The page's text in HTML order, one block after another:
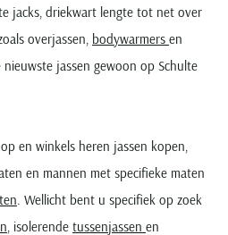
jacks, driekwart lengte tot net over
overjassen, bodywarmers en
jassen gewoon op Schulte
en winkels heren jassen kopen,
en mannen met specifieke maten
. Wellicht bent u specifiek op zoek
, isolerende tussenjassen en